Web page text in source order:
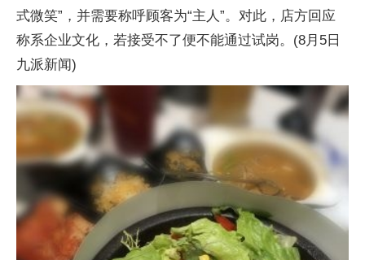
式微笑”，并需要称呼顾客为“主人”。对此，店方回应
称系企业文化，若接受不了便不能通过试岗。(8月5日
九派新闻)